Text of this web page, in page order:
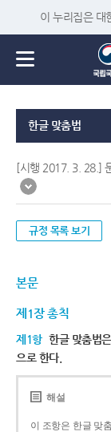
이 누리집은 대
한글 맞춤법
[시행 2017. 3. 28.]
규정 목록 보기
본문
제1장 총칙
제1항 한글 맞춤법
으로 한다.
해설
이 조항은 한글 맞